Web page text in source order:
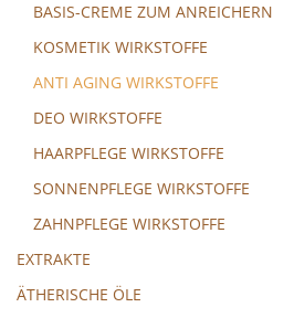
BASIS-CREME ZUM ANREICHERN
KOSMETIK WIRKSTOFFE
ANTI AGING WIRKSTOFFE
DEO WIRKSTOFFE
HAARPFLEGE WIRKSTOFFE
SONNENPFLEGE WIRKSTOFFE
ZAHNPFLEGE WIRKSTOFFE
EXTRAKTE
ÄTHERISCHE ÖLE